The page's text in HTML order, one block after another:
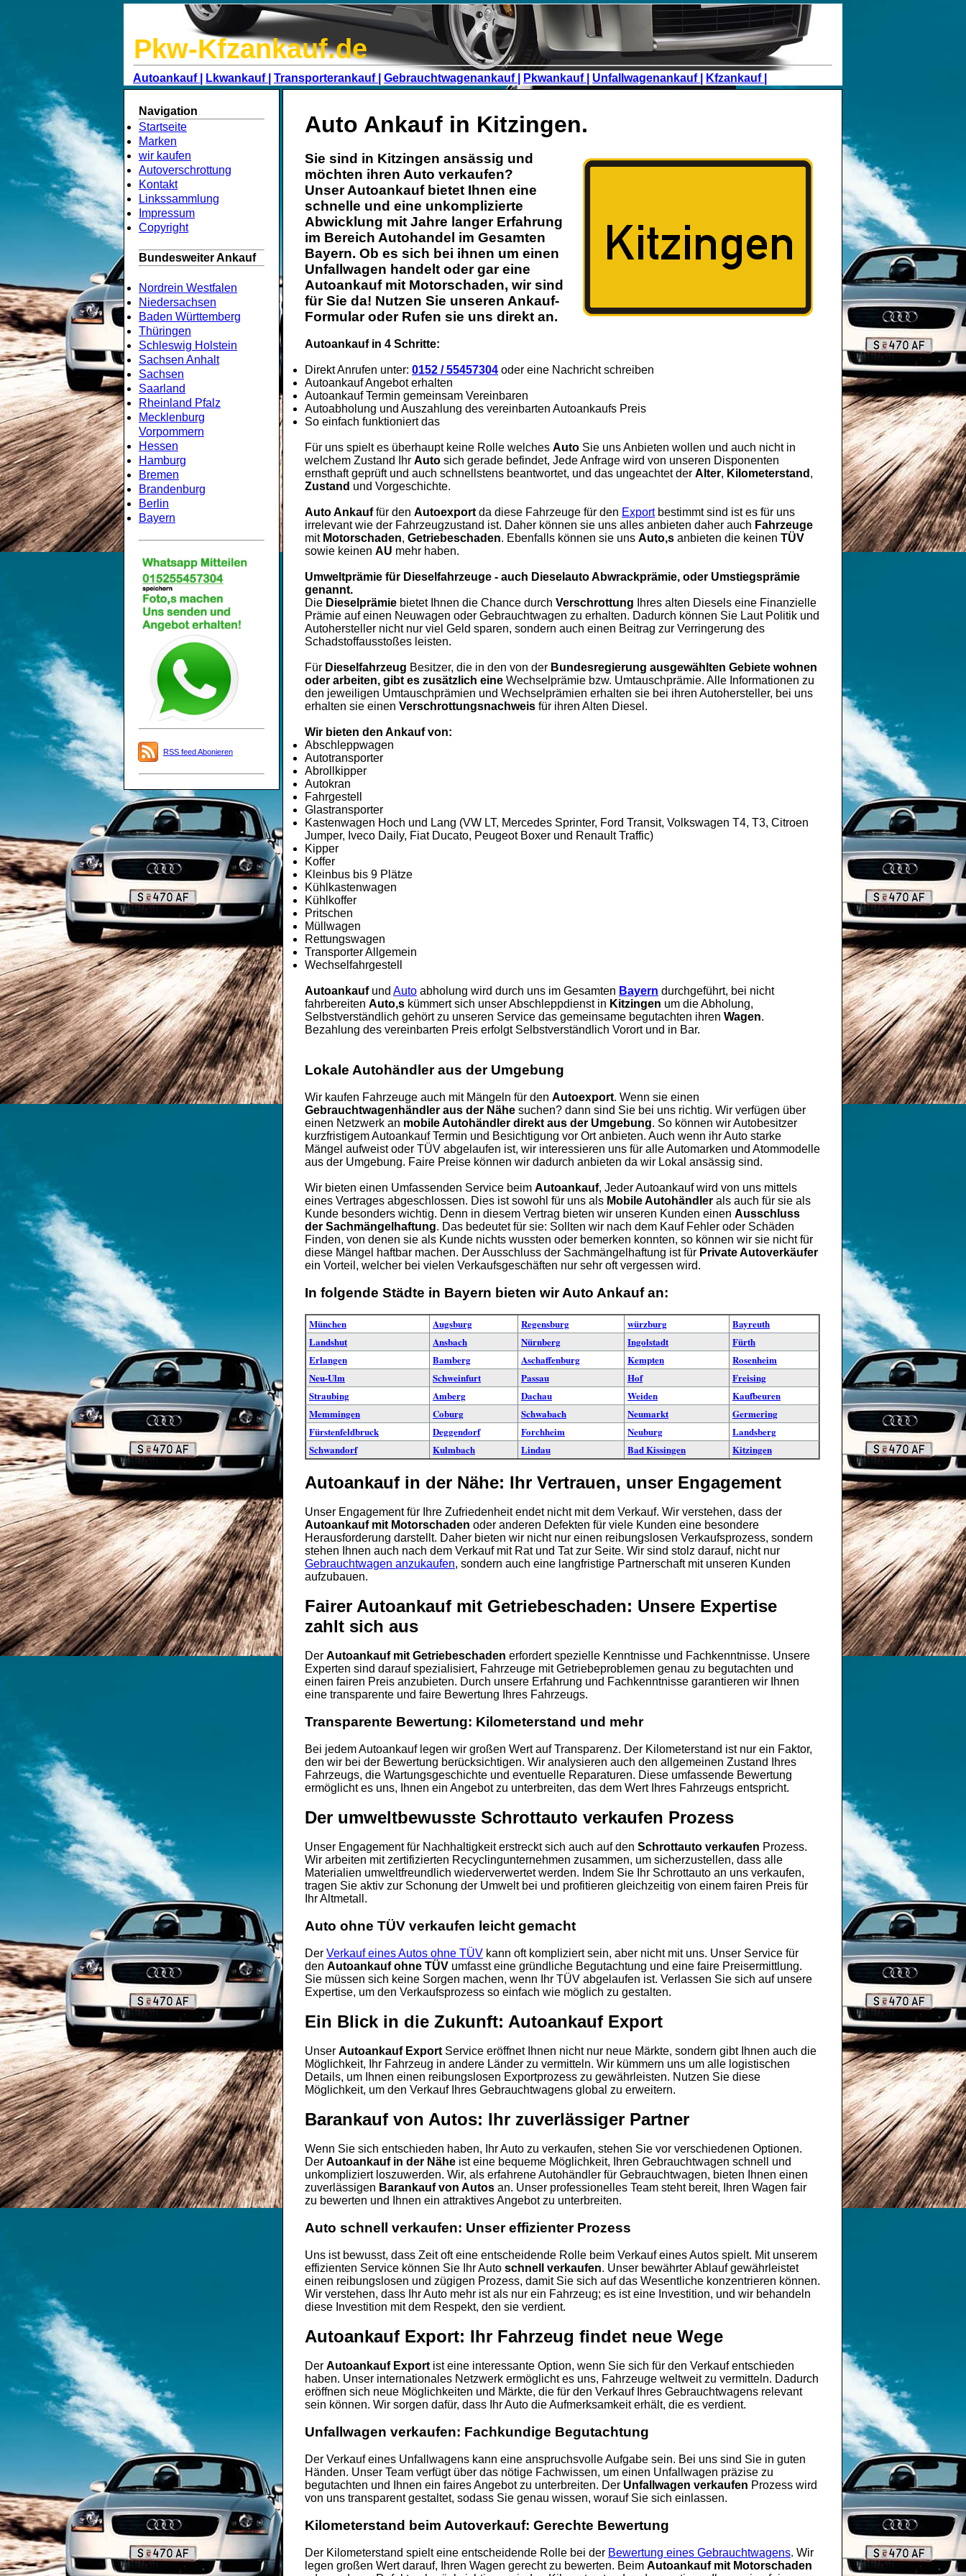
Pkw-Kfzankauf.de
Autoankauf | Lkwankauf | Transporterankauf | Gebrauchtwagenankauf | Pkwankauf | Unfallwagenankauf | Kfzankauf |
Navigation
Startseite
Marken
wir kaufen
Autoverschrottung
Kontakt
Linkssammlung
Impressum
Copyright
Bundesweiter Ankauf
Nordrein Westfalen
Niedersachsen
Baden Württemberg
Thüringen
Schleswig Holstein
Sachsen Anhalt
Sachsen
Saarland
Rheinland Pfalz
Mecklenburg
Vorpommern
Hessen
Hamburg
Bremen
Brandenburg
Berlin
Bayern
RSS feed Abonieren
Auto Ankauf in Kitzingen.
Sie sind in Kitzingen ansässig und
möchten ihren Auto verkaufen?
UnserAutoankaufbietet Ihnen eine
schnelle und eine unkomplizierte
Abwicklung mit Jahre langer Erfahrung
im Bereich Autohandel im Gesamten
Bayern. Ob es sich bei ihnen um einen
Unfallwagen handelt oder gar eine
Autoankauf mit Motorschaden, wir sind
für Sie da! Nutzen Sie unseren Ankauf-
Formular oder Rufen sie uns direkt an.
Autoankauf in 4 Schritte:
Direkt Anrufen unter: 0152 / 55457304 oder eine Nachricht schreiben
Autoankauf Angebot erhalten
Autoankauf Termin gemeinsam Vereinbaren
Autoabholung und Auszahlung des vereinbarten Autoankaufs Preis
So einfach funktioniert das
Für uns spielt es überhaupt keine Rolle welches Auto Sie uns Anbieten wollen und auch nicht in
welchem Zustand Ihr Auto sich gerade befindet, Jede Anfrage wird von unseren Disponenten
ernsthaft geprüft und auch schnellstens beantwortet, und das ungeachtet der Alter, Kilometerstand ,
Zustand und Vorgeschichte.
Auto Ankauffür den Autoexport da diese Fahrzeuge für den Exportbestimmt sind ist es für uns
irrelevant wie der Fahrzeugzustand ist. Daher können sie uns alles anbieten daher auch Fahrzeuge
mit Motorschaden, Getriebeschaden. Ebenfalls können sie uns Auto,s anbieten die keinen TÜV
sowie keinen AU mehr haben.
Umweltprämie für Dieselfahrzeuge - auch Dieselauto Abwrackprämie, oder Umstiegsprämie
genannt.
Die Dieselprämie bietet Ihnen die Chance durch Verschrottung Ihres alten Diesels eine Finanzielle
Prämie auf einen Neuwagen oder Gebrauchtwagen zu erhalten. Dadurch können Sie Laut Politik und
Autohersteller nicht nur viel Geld sparen, sondern auch einen Beitrag zur Verringerung des
Schadstoffausstoßes leisten.
Für Dieselfahrzeug Besitzer, die in den von der Bundesregierung ausgewählten Gebiete wohnen
oder arbeiten, gibt es zusätzlich eine Wechselprämie bzw. Umtauschprämie. Alle Informationen zu
den jeweiligen Umtauschprämien und Wechselprämien erhalten sie bei ihren Autohersteller, bei uns
erhalten sie einen Verschrottungsnachweis für ihren Alten Diesel.
Wir bieten den Ankauf von:
Abschleppwagen
Autotransporter
Abrollkipper
Autokran
Fahrgestell
Glastransporter
Kastenwagen Hoch und Lang (VW LT, Mercedes Sprinter, Ford Transit, Volkswagen T4, T3, Citroen
Jumper, Iveco Daily, Fiat Ducato, Peugeot Boxer und Renault Traffic)
Kipper
Koffer
Kleinbus bis 9 Plätze
Kühlkastenwagen
Kühlkoffer
Pritschen
Müllwagen
Rettungswagen
Transporter Allgemein
Wechselfahrgestell
Autoankaufund Auto abholung wird durch uns im Gesamten Bayern durchgeführt, bei nicht
fahrbereiten Auto,s kümmert sich unser Abschleppdienst in Kitzingen um die Abholung,
Selbstverständlich gehört zu unseren Service das gemeinsame begutachten ihren Wagen.
Bezahlung des vereinbarten Preis erfolgt Selbstverständlich Vorort und in Bar.
Lokale Autohändler aus der Umgebung
Wir kaufen Fahrzeuge auch mit Mängeln für den Autoexport. Wenn sie einen
Gebrauchtwagenhändler aus der Nähe suchen? dann sind Sie bei uns richtig. Wir verfügen über
einen Netzwerk an mobile Autohändler direkt aus der Umgebung. So können wir Autobesitzer
kurzfristigem Autoankauf Termin und Besichtigung vor Ort anbieten. Auch wenn ihr Auto starke
Mängel aufweist oder TÜV abgelaufen ist, wir interessieren uns für alle Automarken und Atommodelle
aus der Umgebung. Faire Preise können wir dadurch anbieten da wir Lokal ansässig sind.
Wir bieten einen Umfassenden Service beim Autoankauf, Jeder Autoankauf wird von uns mittels
eines Vertrages abgeschlossen. Dies ist sowohl für uns als Mobile Autohändler als auch für sie als
Kunde besonders wichtig. Denn in diesem Vertrag bieten wir unseren Kunden einen Ausschluss
der Sachmängelhaftung. Das bedeutet für sie: Sollten wir nach dem Kauf Fehler oder Schäden
Finden, von denen sie als Kunde nichts wussten oder bemerken konnten, so können wir sie nicht für
diese Mängel haftbar machen. Der Ausschluss der Sachmängelhaftung ist für Private Autoverkäufer
ein Vorteil, welcher bei vielen Verkaufsgeschäften nur sehr oft vergessen wird.
In folgende Städte in Bayern bieten wir Auto Ankauf an:
München Augsburg Regensburg würzburg
Bayreuth
Landshut
Ansbach Nürnberg Ingolstadt
Fürth
Erlangen
Bamberg Aschaffenburg Kempten
Rosenheim
Neu-Ulm
Schweinfurt Passau Hof
Freising
Straubing
Amberg Dachau Weiden
Kaufbeuren
Memmingen
Coburg Schwabach Neumarkt
Germering
Fürstenfeldbruck
Deggendorf Forchheim Neuburg
Landsberg
Schwandorf
Kulmbach Lindau Bad Kissingen Kitzingen
Autoankauf in der Nähe: Ihr Vertrauen, unser Engagement
Unser Engagement für Ihre Zufriedenheit endet nicht mit dem Verkauf. Wir verstehen, dass der
Autoankauf mit Motorschaden oder anderen Defekten für viele Kunden eine besondere
Herausforderung darstellt. Daher bieten wir nicht nur einen reibungslosen Verkaufsprozess, sondern
stehen Ihnen auch nach dem Verkauf mit Rat und Tat zur Seite. Wir sind stolz darauf, nicht nur
Gebrauchtwagen anzukaufen, sondern auch eine langfristige Partnerschaft mit unseren Kunden
aufzubauen.
Fairer Autoankauf mit Getriebeschaden: Unsere Expertise
zahlt sich aus
Der Autoankauf mit Getriebeschaden erfordert spezielle Kenntnisse und Fachkenntnisse. Unsere
Experten sind darauf spezialisiert, Fahrzeuge mit Getriebeproblemen genau zu begutachten und
einen fairen Preis anzubieten. Durch unsere Erfahrung und Fachkenntnisse garantieren wir Ihnen
eine transparente und faire Bewertung Ihres Fahrzeugs.
Transparente Bewertung: Kilometerstand und mehr
Bei jedem Autoankauf legen wir großen Wert auf Transparenz. Der Kilometerstand ist nur ein Faktor,
den wir bei der Bewertung berücksichtigen. Wir analysieren auch den allgemeinen Zustand Ihres
Fahrzeugs, die Wartungsgeschichte und eventuelle Reparaturen. Diese umfassende Bewertung
ermöglicht es uns, Ihnen ein Angebot zu unterbreiten, das dem Wert Ihres Fahrzeugs entspricht.
Der umweltbewusste Schrottauto verkaufen Prozess
Unser Engagement für Nachhaltigkeit erstreckt sich auch auf den Schrottauto verkaufen Prozess.
Wir arbeiten mit zertifizierten Recyclingunternehmen zusammen, um sicherzustellen, dass alle
Materialien umweltfreundlich wiederverwertet werden. Indem Sie Ihr Schrottauto an uns verkaufen,
tragen Sie aktiv zur Schonung der Umwelt bei und profitieren gleichzeitig von einem fairen Preis für
Ihr Altmetall.
Auto ohne TÜV verkaufen leicht gemacht
Der Verkauf eines Autos ohne TÜV kann oft kompliziert sein, aber nicht mit uns. Unser Service für
den Autoankauf ohne TÜV umfasst eine gründliche Begutachtung und eine faire Preisermittlung.
Sie müssen sich keine Sorgen machen, wenn Ihr TÜV abgelaufen ist. Verlassen Sie sich auf unsere
Expertise, um den Verkaufsprozess so einfach wie möglich zu gestalten.
Ein Blick in die Zukunft: Autoankauf Export
Unser Autoankauf Export Service eröffnet Ihnen nicht nur neue Märkte, sondern gibt Ihnen auch die
Möglichkeit, Ihr Fahrzeug in andere Länder zu vermitteln. Wir kümmern uns um alle logistischen
Details, um Ihnen einen reibungslosen Exportprozess zu gewährleisten. Nutzen Sie diese
Möglichkeit, um den Verkauf Ihres Gebrauchtwagens global zu erweitern.
Barankauf von Autos: Ihr zuverlässiger Partner
Wenn Sie sich entschieden haben, Ihr Auto zu verkaufen, stehen Sie vor verschiedenen Optionen.
Der Autoankauf in der Nähe ist eine bequeme Möglichkeit, Ihren Gebrauchtwagen schnell und
unkompliziert loszuwerden. Wir, als erfahrene Autohändler für Gebrauchtwagen, bieten Ihnen einen
zuverlässigen Barankauf von Autos an. Unser professionelles Team steht bereit, Ihren Wagen fair
zu bewerten und Ihnen ein attraktives Angebot zu unterbreiten.
Auto schnell verkaufen: Unser effizienter Prozess
Uns ist bewusst, dass Zeit oft eine entscheidende Rolle beim Verkauf eines Autos spielt. Mit unserem
effizienten Service können Sie Ihr Auto schnell verkaufen. Unser bewährter Ablauf gewährleistet
einen reibungslosen und zügigen Prozess, damit Sie sich auf das Wesentliche konzentrieren können.
Wir verstehen, dass Ihr Auto mehr ist als nur ein Fahrzeug; es ist eine Investition, und wir behandeln
diese Investition mit dem Respekt, den sie verdient.
Autoankauf Export: Ihr Fahrzeug findet neue Wege
Der Autoankauf Export ist eine interessante Option, wenn Sie sich für den Verkauf entschieden
haben. Unser internationales Netzwerk ermöglicht es uns, Fahrzeuge weltweit zu vermitteln. Dadurch
eröffnen sich neue Möglichkeiten und Märkte, die für den Verkauf Ihres Gebrauchtwagens relevant
sein können. Wir sorgen dafür, dass Ihr Auto die Aufmerksamkeit erhält, die es verdient.
Unfallwagen verkaufen: Fachkundige Begutachtung
Der Verkauf eines Unfallwagens kann eine anspruchsvolle Aufgabe sein. Bei uns sind Sie in guten
Händen. Unser Team verfügt über das nötige Fachwissen, um einen Unfallwagen präzise zu
begutachten und Ihnen ein faires Angebot zu unterbreiten. Der Unfallwagen verkaufen Prozess wird
von uns transparent gestaltet, sodass Sie genau wissen, worauf Sie sich einlassen.
Kilometerstand beim Autoverkauf: Gerechte Bewertung
Der Kilometerstand spielt eine entscheidende Rolle bei der Bewertung eines Gebrauchtwagens. Wir
legen großen Wert darauf, Ihren Wagen gerecht zu bewerten. Beim Autoankauf mit Motorschaden